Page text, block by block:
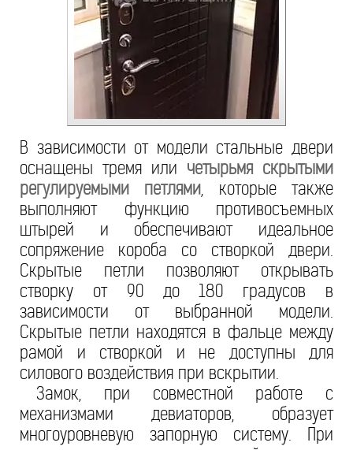
В зависимости от модели стальные двери
оснащены тремя или четырьмя скрытыми
регулируемыми петлями, которые также
выполняют функцию противосъемных
штырей и обеспечивают идеальное
сопряжение короба со створкой двери.
Скрытые петли позволяют открывать
створку от 90 до 180 градусов в
зависимости от выбранной модели.
Скрытые петли находятся в фальце между
рамой и створкой и не доступны для
силового воздействия при вскрытии.
Замок, при совместной работе с
механизмами девиаторов, образует
многоуровневую запорную систему. При